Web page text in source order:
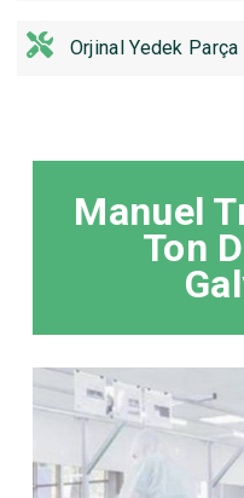
Orjinal Yedek Parça
Manuel
Ton